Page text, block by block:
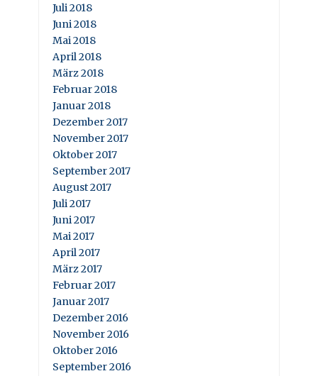
Juli 2018
Juni 2018
Mai 2018
April 2018
März 2018
Februar 2018
Januar 2018
Dezember 2017
November 2017
Oktober 2017
September 2017
August 2017
Juli 2017
Juni 2017
Mai 2017
April 2017
März 2017
Februar 2017
Januar 2017
Dezember 2016
November 2016
Oktober 2016
September 2016